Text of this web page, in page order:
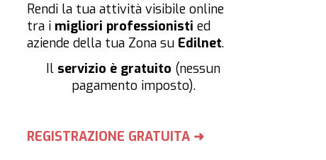
Rendi la tua attività visibile online
tra i migliori professionisti ed
aziende della tua Zona su Edilnet.
Il servizio è gratuito (nessun
pagamento imposto).
REGISTRAZIONE GRATUITA ➜